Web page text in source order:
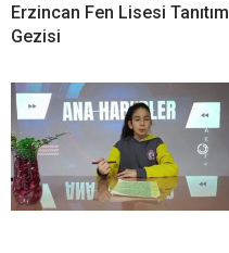
Erzincan Fen Lisesi Tanıtım
Gezisi